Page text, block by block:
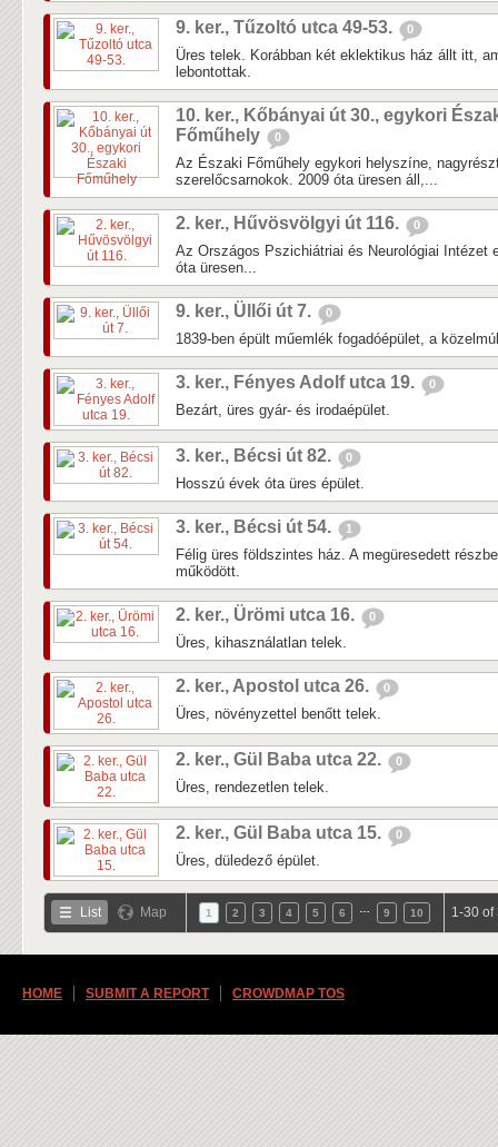
9. ker., Tűzoltó utca 49-53. 0
Üres telek. Korábban két eklektikus ház állt itt,
lebontottak.
10. ker., Kőbányai út 30., egykori
Főműhely
0
Az Északi Főműhely egykori helyszíne,
szerelőcsarnokok. 2009 óta üresen áll,...
2. ker., Hűvösvölgyi út 116. 0
Az Országos Pszichiátriai és Neurológiai Intézet
óta üresen...
9. ker., Üllői út 7. 0
1839-ben épült műemlék fogadóépület, a
3. ker., Fényes Adolf utca 19. 0
Bezárt, üres gyár- és irodaépület.
3. ker., Bécsi út 82. 0
Hosszú évek óta üres épület.
3. ker., Bécsi út 54. 1
Félig üres földszintes ház. A megüresedett
működött.
2. ker., Ürömi utca 16. 0
Üres, kihasználatlan telek.
2. ker., Apostol utca 26. 0
Üres, növényzettel benőtt telek.
2. ker., Gül Baba utca 22. 0
Üres, rendezetlen telek.
2. ker., Gül Baba utca 15. 0
Üres, düledező épület.
List Map 1 2 3 4 5 6 9 10 1-30 of
HOME SUBMIT A REPORT CROWDMAP TOS